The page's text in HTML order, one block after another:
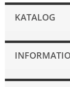
KATALOG